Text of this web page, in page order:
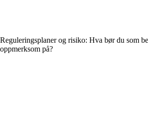
Reguleringsplaner og risiko: Hva bør du som
oppmerksom på?